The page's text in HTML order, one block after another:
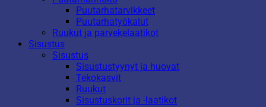
Puutarhatarvikkeet
Puutarhatyökalut
Ruukut ja parvekelaatikot
Sisustus
Sisustus
Sisustustyynyt ja huovat
Tekokasvit
Ruukut
Sisustuskorit ja -laatikot